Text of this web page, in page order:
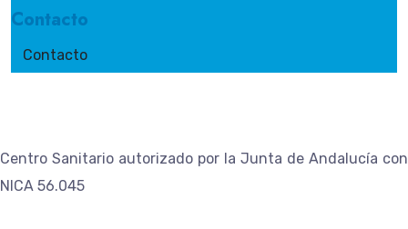
Contacto
Contacto
Centro Sanitario autorizado por la Junta de Andalucía con
NICA 56.045